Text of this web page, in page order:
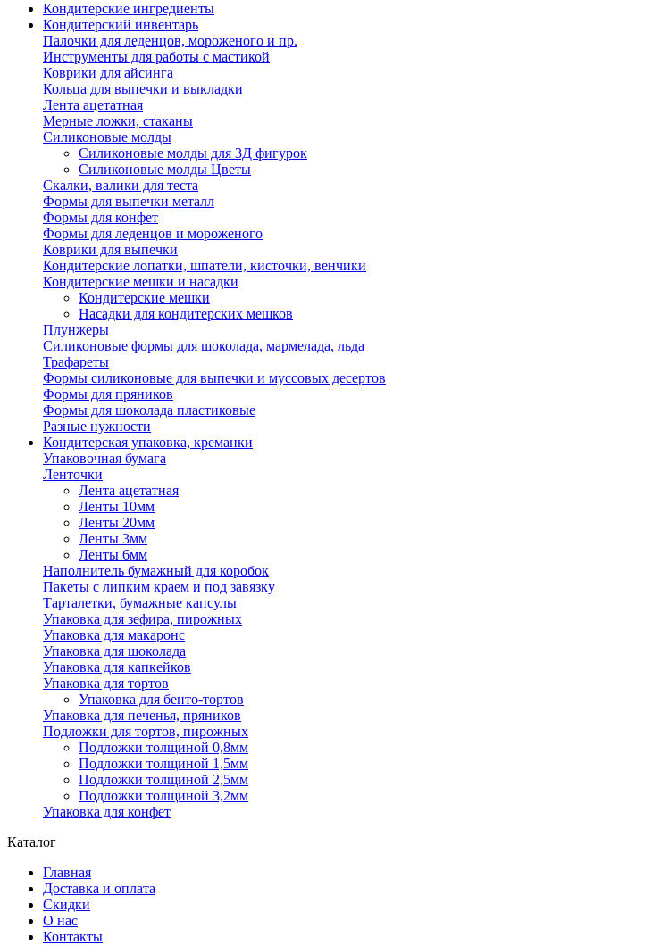
Кондитерские ингредиенты
Кондитерский инвентарь
Палочки для леденцов, мороженого и пр.
Инструменты для работы с мастикой
Коврики для айсинга
Кольца для выпечки и выкладки
Лента ацетатная
Мерные ложки, стаканы
Силиконовые молды
Силиконовые молды для 3Д фигурок
Силиконовые молды Цветы
Скалки, валики для теста
Формы для выпечки металл
Формы для конфет
Формы для леденцов и мороженого
Коврики для выпечки
Кондитерские лопатки, шпатели, кисточки, венчики
Кондитерские мешки и насадки
Кондитерские мешки
Насадки для кондитерских мешков
Плунжеры
Силиконовые формы для шоколада, мармелада, льда
Трафареты
Формы силиконовые для выпечки и муссовых десертов
Формы для пряников
Формы для шоколада пластиковые
Разные нужности
Кондитерская упаковка, креманки
Упаковочная бумага
Ленточки
Лента ацетатная
Ленты 10мм
Ленты 20мм
Ленты 3мм
Ленты 6мм
Наполнитель бумажный для коробок
Пакеты с липким краем и под завязку
Тарталетки, бумажные капсулы
Упаковка для зефира, пирожных
Упаковка для макаронс
Упаковка для шоколада
Упаковка для капкейков
Упаковка для тортов
Упаковка для бенто-тортов
Упаковка для печенья, пряников
Подложки для тортов, пирожных
Подложки толщиной 0,8мм
Подложки толщиной 1,5мм
Подложки толщиной 2,5мм
Подложки толщиной 3,2мм
Упаковка для конфет
Каталог
Главная
Доставка и оплата
Скидки
О нас
Контакты